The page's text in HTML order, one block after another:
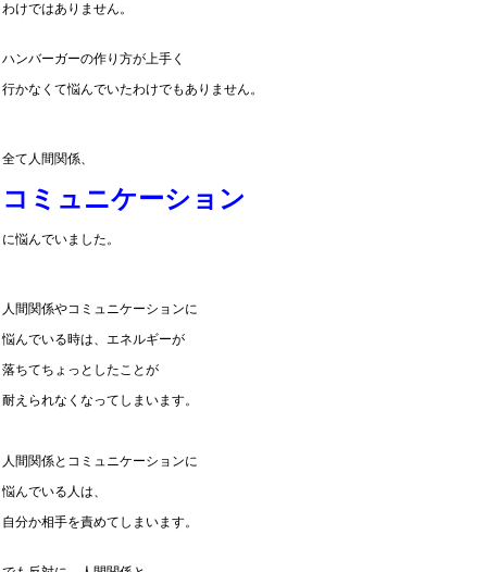
わけではありません。
ハンバーガーの作り方が上手く
行かなくて悩んでいたわけでもありません。
全て人間関係、
コミュニケーション
に悩んでいました。
人間関係やコミュニケーションに
悩んでいる時は、エネルギーが
落ちてちょっとしたことが
耐えられなくなってしまいます。
人間関係とコミュニケーションに
悩んでいる人は、
自分か相手を責めてしまいます。